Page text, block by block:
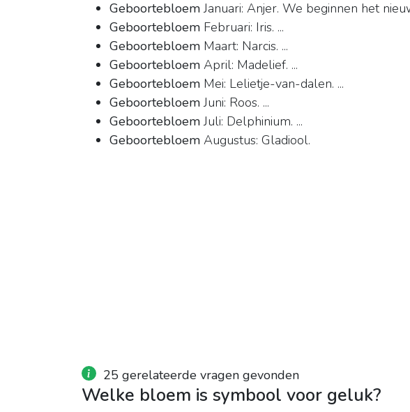
Geboortebloem Januari: Anjer. We beginnen het
Geboortebloem Februari: Iris. ...
Geboortebloem Maart: Narcis. ...
Geboortebloem April: Madelief. ...
Geboortebloem Mei: Lelietje-van-dalen. ...
Geboortebloem Juni: Roos. ...
Geboortebloem Juli: Delphinium. ...
Geboortebloem Augustus: Gladiool.
25 gerelateerde vragen gevonden
Welke bloem is symbool voor geluk?